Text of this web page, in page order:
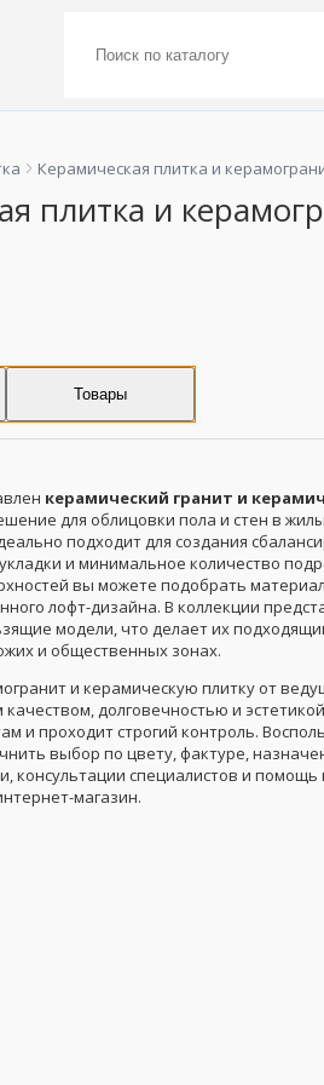
Керамическая плитка и
плитка и
Товары
керамический гранит и
для облицовки пола и стен в
подходит для создания
и минимальное количество
вы можете подобрать
лофт-дизайна. В коллекции
модели, что делает их
и общественных зонах.
и керамическую плитку от
долговечностью и
и проходит строгий контроль.
выбор по цвету, фактуре,
консультации специалистов и
магазин.